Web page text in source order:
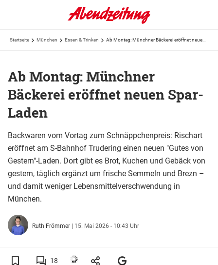
Startseite München Essen & Trinken
Ab Montag: Münchner
Bäckerei eröffnet neuen Spar-
Laden
Backwaren vom Vortag zum Schnäppchenpreis: Rischart
eröffnet am S-Bahnhof Trudering einen neuen "Gutes von
Gestern"-Laden. Dort gibt es Brot, Kuchen und Gebäck von
gestern, täglich ergänzt um frische Semmeln und Brezn –
und damit weniger Lebensmittelverschwendung in
München.
Ruth Frömmer | 15. Mai 2026 - 10:43 Uhr
18